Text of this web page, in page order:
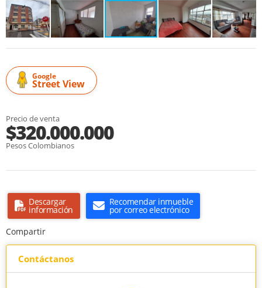
Google
Street View
Precio de venta
$320.000.000
Pesos Colombianos
Descargar
información
Recomendar inmueble
por correo electrónico
Compartir
Contáctanos